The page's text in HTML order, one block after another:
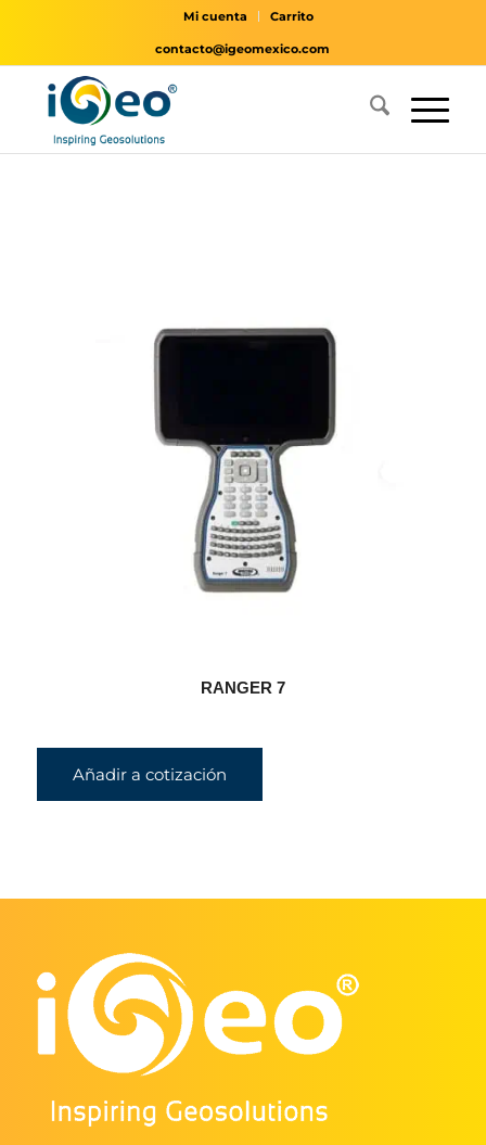
Mi cuenta Carrito
contacto@igeomexico.com
RANGER 7
Añadir a cotización